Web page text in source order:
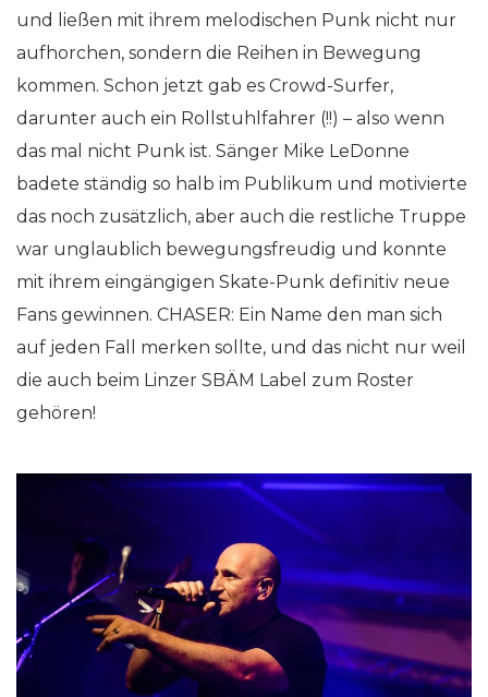
und ließen mit ihrem melodischen Punk nicht nur
aufhorchen, sondern die Reihen in Bewegung
kommen. Schon jetzt gab es Crowd-Surfer,
darunter auch ein Rollstuhlfahrer (!!) – also wenn
das mal nicht Punk ist. Sänger Mike LeDonne
badete ständig so halb im Publikum und motivierte
das noch zusätzlich, aber auch die restliche Truppe
war unglaublich bewegungsfreudig und konnte
mit ihrem eingängigen Skate-Punk definitiv neue
Fans gewinnen. CHASER: Ein Name den man sich
auf jeden Fall merken sollte, und das nicht nur weil
die auch beim Linzer SBÄM Label zum Roster
gehören!